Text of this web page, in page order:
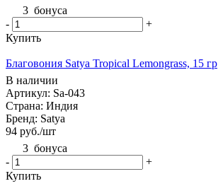
3 бонуса
-
+
Купить
Благовония Satya Tropical Lemongrass, 15 гр
В наличии
Артикул: Sa-043
Страна: Индия
Бренд: Satya
94 руб./шт
3 бонуса
-
+
Купить